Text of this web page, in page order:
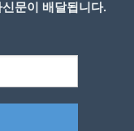
문이 배달됩니다.